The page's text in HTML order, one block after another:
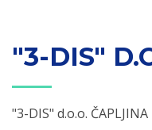
"3-DIS"
"3-DIS" d.o.o. ČAPLJINA